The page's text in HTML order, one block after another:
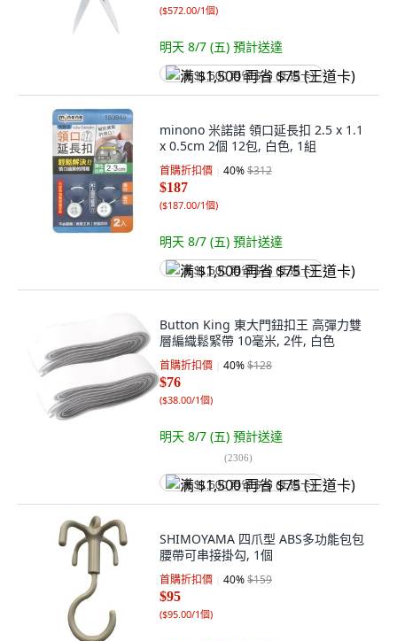
($572.00/1個)
明天 8/7 (五) 預計送達
满 $1,500 再省 $75 (王道卡)
minono 米諾諾 領口延長扣 2.5 x 1.1
x 0.5cm 2個 12包, 白色, 1組
首購折扣價 40%$312
$187
($187.00/1個)
明天 8/7 (五) 預計送達
满 $1,500 再省 $75 (王道卡)
Button King 東大門鈕扣王 高彈力雙
層編織鬆緊帶 10毫米, 2件, 白色
首購折扣價 40%$128
$76
($38.00/1個)
明天 8/7 (五) 預計送達
(2306)
满 $1,500 再省 $75 (王道卡)
SHIMOYAMA 四爪型 ABS多功能包包
腰帶可串接掛勾, 1個
首購折扣價 40%$159
$95
($95.00/1個)